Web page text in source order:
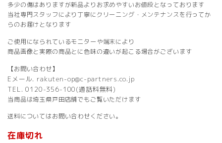
多少の傷はありますが新品よりお求めやすいお値段となっております
当社専門スタッフにより丁寧にクリーニング・メンテナンスを行ってか
らのお届けとなります
ご使用になられているモニターや端末により
商品画像と実際の商品とに色味の違いが起こる場合がございます
【お問い合わせ】
Eメール. rakuten-op@c-partners.co.jp
TEL. 0120-356-100(通話料無料)
当商品は埼玉県戸田店舗でもご覧いただけます
送料についてはお問い合わせください。
在庫切れ